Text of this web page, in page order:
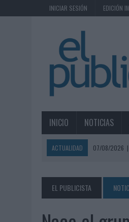
INICIAR SESIÓN EDICIÓN
INICIO NOTICIAS
ACTUALIDAD 07/08/2026 |
07/08/2026 | MG SPIRIT
PATRÓN
EL PUBLICISTA